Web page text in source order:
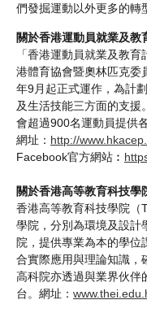
們發掘運動以外更多的轉
關於香港運動員就業及教
「香港運動員就業及教
港體育協會暨奧林匹克委
年9月起正式運作，為計
及生活技能三方面的支援
會超過900名運動員提供
網址： http://
Facebook官方網站︰
關於香港高等教育科技學
香港高等教育科技學院（
學院，分別為環境及設計
院，提供專業為本的學位
合實際應用與理論知識，
高科院亦透過與業界伙伴
台。網址：